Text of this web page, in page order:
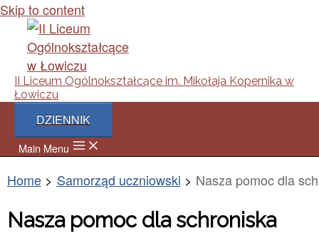
Skip to content
II Liceum Ogólnokształcące im. Mikołaja Kopernika w
Łowiczu
DZIENNIK
Main Menu
Home Samorząd uczniowski Nasza pomoc dla
Nasza pomoc dla schroniska